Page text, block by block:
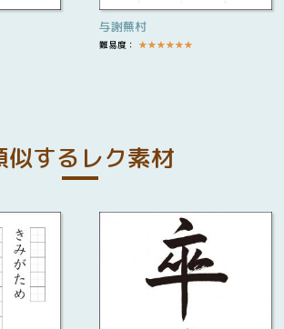
与謝蕪村
難易度： ★★★★★★
似するレク素材